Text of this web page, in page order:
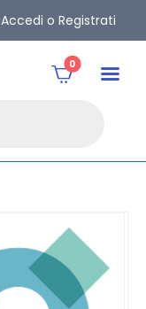
Accedi o Registrati
0